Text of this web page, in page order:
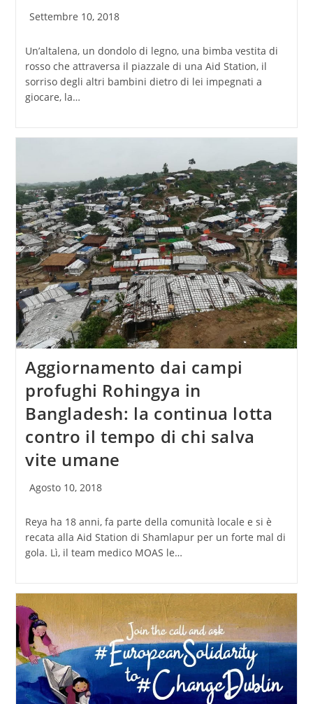
Articolo
Settembre 10, 2018
Un’altalena, un dondolo di legno, una bimba vestita di
rosso che attraversa il piazzale di una Aid Station, il
sorriso degli altri bambini dietro di lei impegnati a
giocare, la…
Aggiornamento dai campi
profughi Rohingya in
Bangladesh: la continua lotta
contro il tempo di chi salva
vite umane
Articolo
Agosto 10, 2018
Reya ha 18 anni, fa parte della comunità locale e si è
recata alla Aid Station di Shamlapur per un forte mal di
gola. Lì, il team medico MOAS le…